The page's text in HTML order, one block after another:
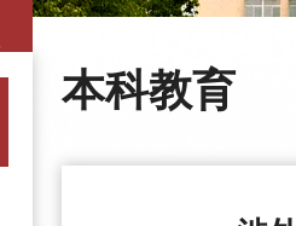
本科教育